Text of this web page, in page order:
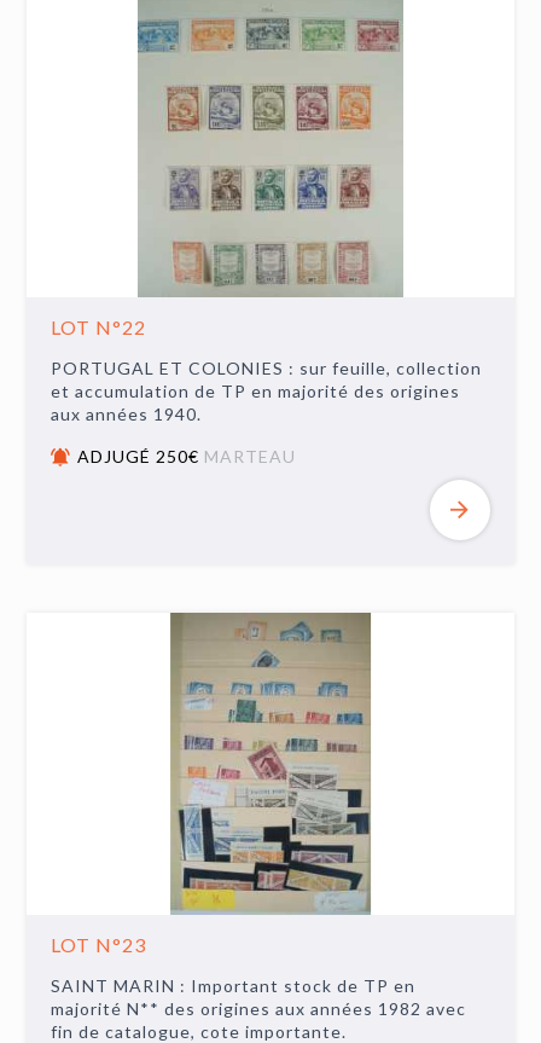
LOT N°22
PORTUGAL ET COLONIES : sur feuille, collection
et accumulation de TP en majorité des origines
aux années 1940.
ADJUGÉ 250€ MARTEAU
LOT N°23
SAINT MARIN : Important stock de TP en
majorité N** des origines aux années 1982 avec
fin de catalogue, cote importante.